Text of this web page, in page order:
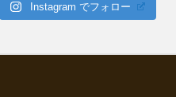
Instagram でフォロー